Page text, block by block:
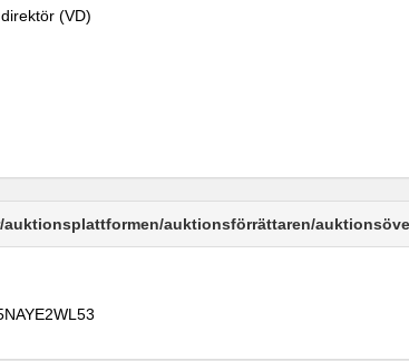
(VD)
auktionsförrättaren/